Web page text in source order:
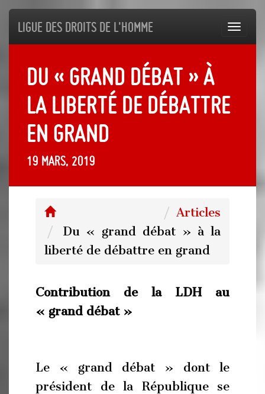
Ligue des droits de l'Homme
Du « grand débat » à
la liberté de débattre
en grand
19 mars, 2019
Articles
Du « grand débat » à la
liberté de débattre en grand
Contribution de la LDH au
« grand débat »
Le « grand débat » dont le
président de la République se